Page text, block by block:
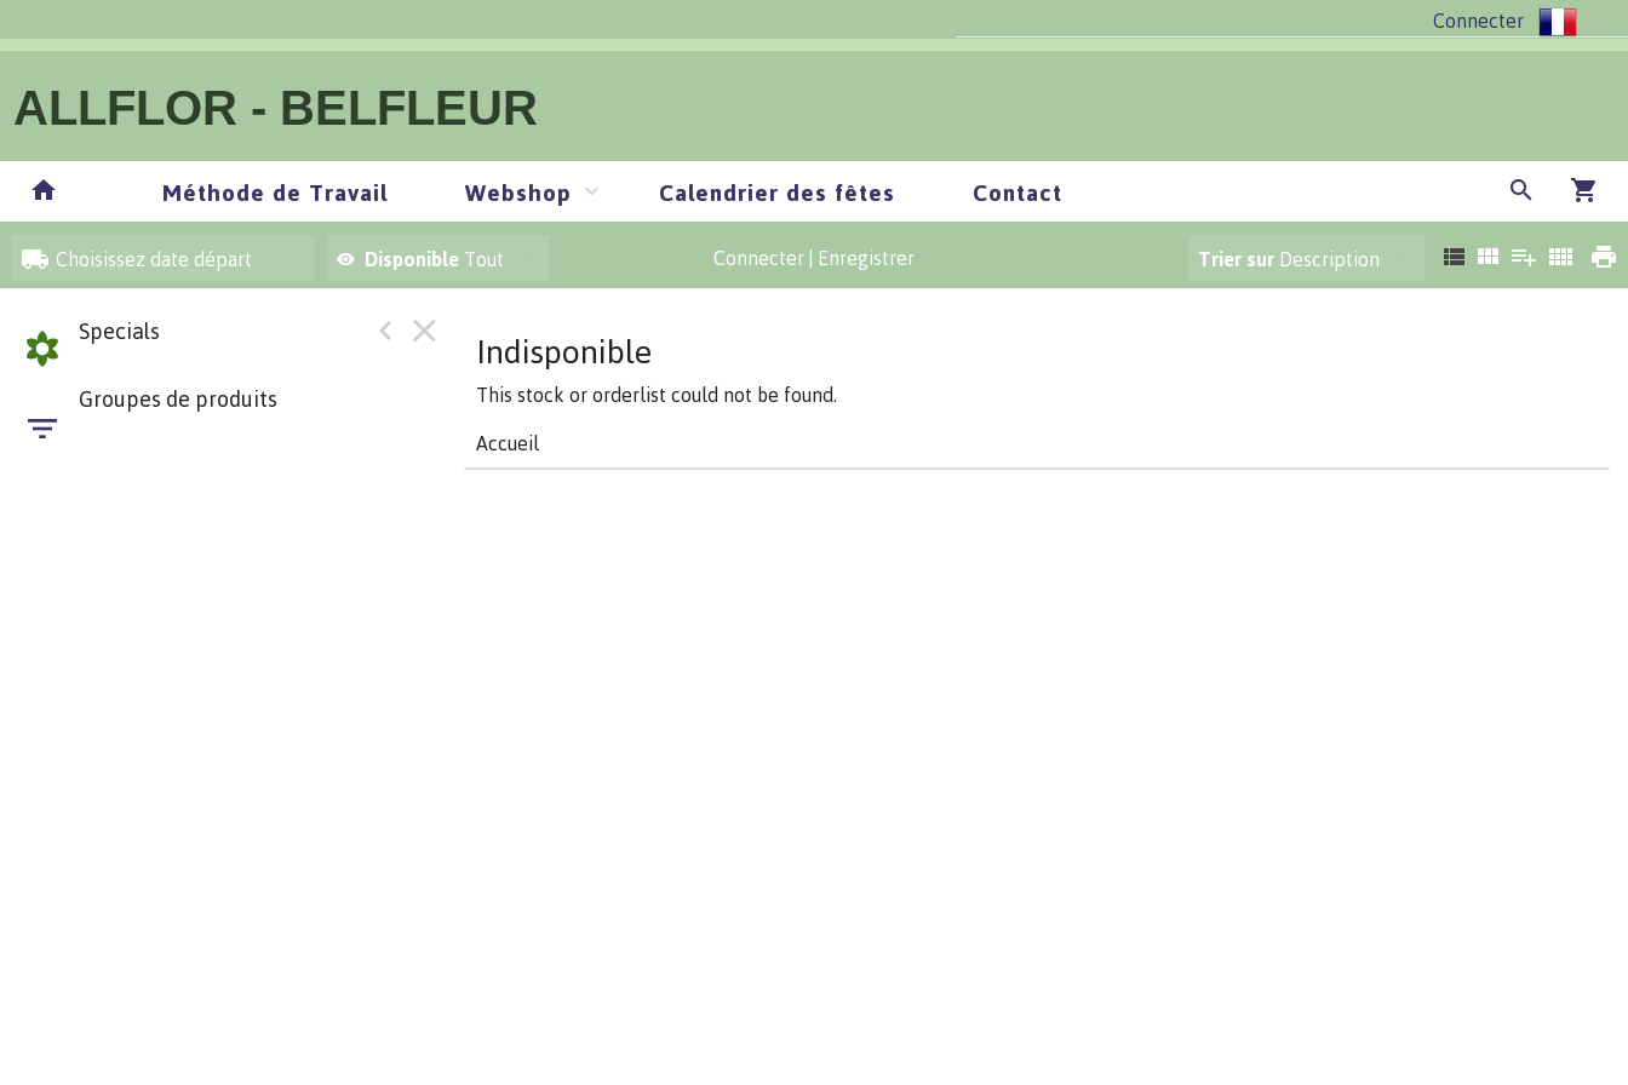
Connecter
ALLFLOR - BELFLEUR
Méthode de Travail Webshop Calendrier des fêtes Contact
Choisissez date départ Disponible Tout Connecter Enregistrer Trier sur Description
Specials
Groupes de produits
Indisponible
This stock or orderlist could not be found.
Accueil